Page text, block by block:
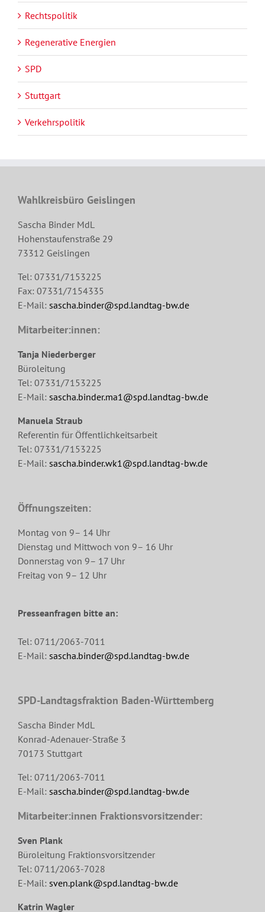
Rechtspolitik
Regenerative Energien
SPD
Stuttgart
Verkehrspolitik
Wahlkreisbüro Geislingen
Sascha Binder MdL
Hohenstaufenstraße 29
73312 Geislingen
Tel: 07331/7153225
Fax: 07331/7154335
E-Mail: sascha.binder@spd.landtag-bw.de
Mitarbeiter:innen:
Tanja Niederberger
Büroleitung
Tel: 07331/7153225
E-Mail: sascha.binder.ma1@spd.landtag-bw.de
Manuela Straub
Referentin für Öffentlichkeitsarbeit
Tel: 07331/7153225
E-Mail: sascha.binder.wk1@spd.landtag-bw.de
Öffnungszeiten:
Montag von 9– 14 Uhr
Dienstag und Mittwoch von 9– 16 Uhr
Donnerstag von 9– 17 Uhr
Freitag von 9– 12 Uhr
Presseanfragen bitte an:
Tel: 0711/2063-7011
E-Mail: sascha.binder@spd.landtag-bw.de
SPD-Landtagsfraktion Baden-Württemberg
Sascha Binder MdL
Konrad-Adenauer-Straße 3
70173 Stuttgart
Tel: 0711/2063-7011
E-Mail: sascha.binder@spd.landtag-bw.de
Mitarbeiter:innen Fraktionsvorsitzender:
Sven Plank
Büroleitung Fraktionsvorsitzender
Tel: 0711/2063-7028
E-Mail: sven.plank@spd.landtag-bw.de
Katrin Wagler